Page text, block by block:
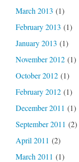
March 2013 (1)
February 2013 (1)
January 2013 (1)
November 2012(1)
October 2012(1)
February 2012(1)
December 2011 (1)
September 2011 (2)
April 2011 (2)
March 2011 (1)